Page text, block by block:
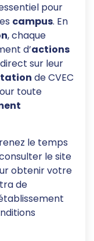
pour
campus. En
, chaque
d’actions
sur leur
de CVEC
toute
le temps
le site
obtenir votre
de